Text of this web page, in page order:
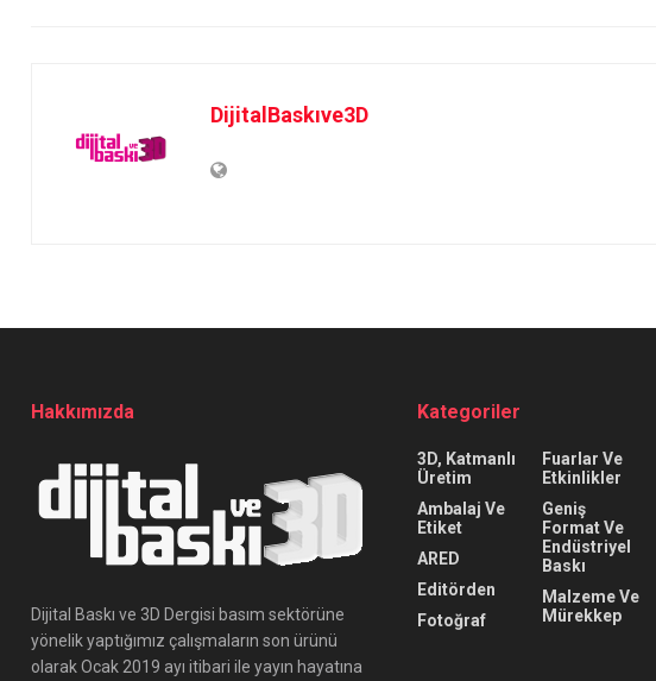
DijitalBaskıve3D
Hakkımızda
Dijital Baskı ve 3D Dergisi basım sektörüne
yönelik yaptığımız çalışmaların son ürünü
olarak Ocak 2019 ayı itibari ile yayın hayatına
Kategoriler
3D, Katmanlı
Üretim
Ambalaj Ve
Etiket
ARED
Editörden
Fotoğraf
Fuarlar Ve
Etkinlikler
Geniş
Format Ve
Endüstriyel
Baskı
Malzeme Ve
Mürekkep